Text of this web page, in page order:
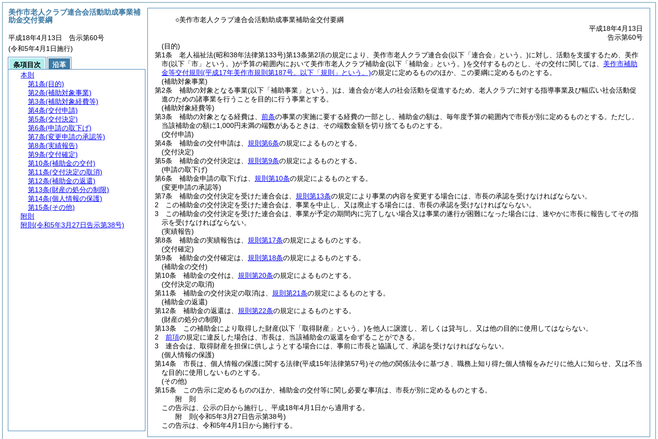
○美作市老人クラブ連合会活動助成事業補助金交付要綱
平成18年4月13日
告示第60号
(目的)
第1条
老人福祉法(昭和38年法律第133号)第13条第2項の規定により、美作市老人クラブ連合会(以下「連合会」という。)に対し、活動を支援するため、美作
市(以下「市」という。)が予算の範囲内において美作市老人クラブ補助金(以下「補助金」という。)を交付するものとし、その交付に関しては、 美作市補助
金等交付規則 (平成17年美作市規則第187号。以下「規則」という。)の規定に定めるもののほか、この要綱に定めるものとする。
(補助対象事業)
第2条
補助の対象となる事業(以下「補助事業」という。)は、連合会が老人の社会活動を促進するため、老人クラブに対する指導事業及び幅広い社会活動促
進のための諸事業を行うことを目的に行う事業とする。
(補助対象経費等)
第3条
補助の対象となる経費は、 前条の事業の実施に要する経費の一部とし、補助金の額は、毎年度予算の範囲内で市長が別に定めるものとする。 ただし、
当該補助金の額に1,000円未満の端数があるときは、その端数金額を切り捨てるものとする。
(交付申請)
第4条
補助金の交付申請は、 規則第6条の規定によるものとする。
(交付決定)
第5条
補助金の交付決定は、 規則第9条の規定によるものとする。
(申請の取下げ)
第6条
補助金申請の取下げは、 規則第10条の規定によるものとする。
(変更申請の承認等)
第7条
補助金の交付決定を受けた連合会は、 規則第13条の規定により事業の内容を変更する場合には、市長の承認を受けなければならない。
2
この補助金の交付決定を受けた連合会は、事業を中止し、又は廃止する場合には、市長の承認を受けなければならない。
3
この補助金の交付決定を受けた連合会は、事業が予定の期間内に完了しない場合又は事業の遂行が困難になった場合には、速やかに市長に報告してその指
示を受けなければならない。
(実績報告)
第8条
補助金の実績報告は、 規則第17条の規定によるものとする。
(交付確定)
第9条
補助金の交付確定は、 規則第18条の規定によるものとする。
(補助金の交付)
第10条
補助金の交付は、 規則第20条の規定によるものとする。
(交付決定の取消)
第11条
補助金の交付決定の取消は、 規則第21条の規定によるものとする。
(補助金の返還)
第12条
補助金の返還は、 規則第22条の規定によるものとする。
(財産の処分の制限)
第13条
この補助金により取得した財産(以下「取得財産」という。)を他人に譲渡し、若しくは貸与し、又は他の目的に使用してはならない。
2
前項の規定に違反した場合は、市長は、当該補助金の返還を命ずることができる。
3
連合会は、取得財産を担保に供しようとする場合には、事前に市長と協議して、承認を受けなければならない。
(個人情報の保護)
第14条
市長は、個人情報の保護に関する法律(平成15年法律第57号)その他の関係法令に基づき、職務上知り得た個人情報をみだりに他人に知らせ、又は不当
な目的に使用しないものとする。
(その他)
第15条
この告示に定めるもののほか、補助金の交付等に関し必要な事項は、市長が別に定めるものとする。
附 則
この告示は、公示の日から施行し、平成18年4月1日から適用する。
附 則(令和5年3月27日告示第38号)
この告示は、令和5年4月1日から施行する。
美作市老人クラブ連合会活動助成事業補
助金交付要綱
平成18年4月13日 告示第60号
(令和5年4月1日施行)
条項目次
沿革
本則
第1条(目的)
第2条(補助対象事業)
第3条(補助対象経費等)
第4条(交付申請)
第5条(交付決定)
第6条(申請の取下げ)
第7条(変更申請の承認等)
第8条(実績報告)
第9条(交付確定)
第10条(補助金の交付)
第11条(交付決定の取消)
第12条(補助金の返還)
第13条(財産の処分の制限)
第14条(個人情報の保護)
第15条(その他)
附則
附則 (令和5年3月27日告示第38号)